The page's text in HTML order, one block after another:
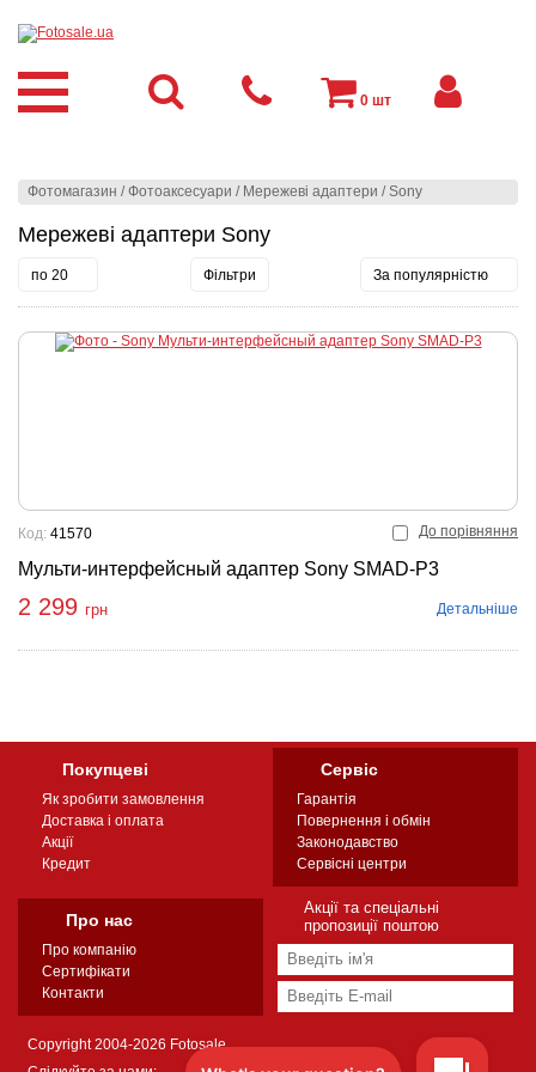
Фотомагазин /Фотоаксесуари / Мережеві адаптери /Sony
Мережеві адаптери Sony
по 20 Фільтри За популярністю
До порівняння
Мульти-интерфейсный адаптер Sony SMAD-P3
Код: 41570
2 299 грн Детальніше
0 шт
Покупцеві
Як зробити замовлення
Доставка і оплата
Акції
Кредит
Сервіс
Гарантія
Повернення і обмін
Законодавство
Сервісні центри
Про нас
Про компанію
Сертифікати
Контакти
Акції та спеціальні
пропозиції поштою
Copyright 2004-2026 Fotosale